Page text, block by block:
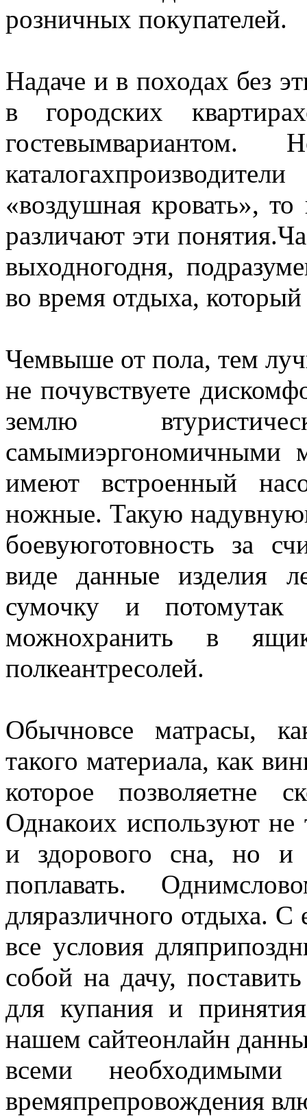
розничных покупателей.
Надаче и в походах без
в городских
«воздушная кровать»,
различают эти
выходногодня,
во время отдыха,
Чемвыше от пола, тем
не почувствуете
землю
самымиэргономичными
имеют встроенный
ножные. Такую
боевуюготовность за
виде данные изделия
сумочку и потомутак
можнохранить в
полкеантресолей.
Обычновсе матрасы,
такого материала, как
которое позволяетне
Однакоих используют не
и здорового сна, но и
поплавать.
дляразличного отдыха.
все условия
собой на дачу,
для купания и
нашем сайтеонлайн
всеми необходимыми
времяпрепровождения